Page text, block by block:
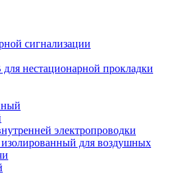
сигнализации
нестационарной прокладки
электропроводки
для воздушных